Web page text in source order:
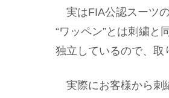
実はFIA公認スーツの
“ワッペン”とは刺繍と
独立しているので、取
実際にお客様から刺